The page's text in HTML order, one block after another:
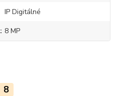
IP Digitálné
8 MP
8